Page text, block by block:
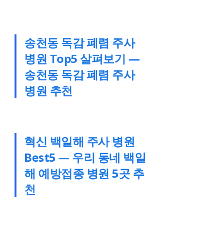
송천동 독감 폐렴 주사
병원 Top5 살펴보기 —
송천동 독감 폐렴 주사
병원 추천
혁신 백일해 주사 병원
Best5 — 우리 동네 백일
해 예방접종 병원 5곳 추
천